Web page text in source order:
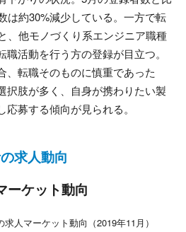
は約30%減少している。一方で転
、他モノづくり系エンジニア職種
活動を行う方の登録が目立つ。
、転職そのものに慎重であった
択肢が多く、自身が携わりたい製
募する傾向が見られる。
求人動向
ーケット動向